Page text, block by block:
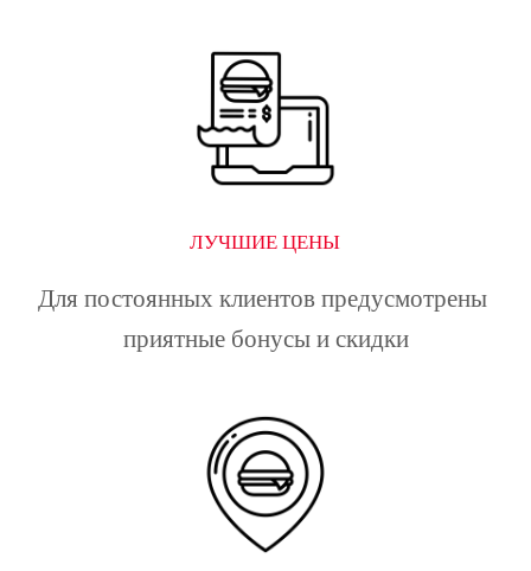
ЛУЧШИЕ ЦЕНЫ
Для постоянных клиентов предусмотрены
приятные бонусы и скидки